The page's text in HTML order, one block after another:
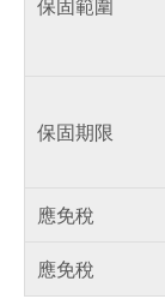
保固期限
應免稅
應免稅